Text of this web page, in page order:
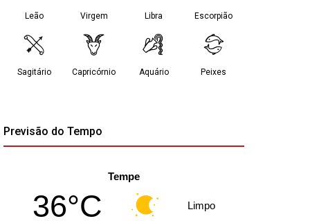
Previsão do Tempo
Tempe
36°C Limpo